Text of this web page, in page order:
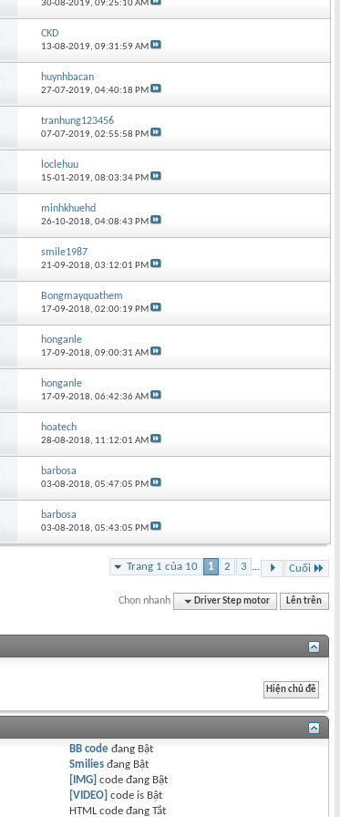
30-08-2019,09:25:10 AM
CKD
13-08-2019,09:31:59 AM
huynhbacan
27-07-2019,04:40:18 PM
tranhung123456
07-07-2019,02:55:58 PM
loclehuu
15-01-2019,08:03:34 PM
minhkhuehd
26-10-2018,04:08:43 PM
smile1987
21-09-2018,03:12:01 PM
Bongmayquathem
17-09-2018,02:00:19 PM
honganle
17-09-2018,09:00:31 AM
honganle
17-09-2018,06:42:36 AM
hoatech
28-08-2018, 11:12:01 AM
barbosa
03-08-2018,05:47:05 PM
barbosa
03-08-2018,05:43:05 PM
Trang 1 của 10 1 2 3 ... Cuối
Chọn nhanh Driver Step motor Lên trên
BB code đang Bật
Smilies đang Bật
[IMG] code đang Bật
[VIDEO] code is Bật
HTML code đangTắt